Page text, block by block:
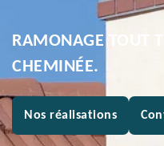
RAMONAGE TOUT
CHEMINÉE.
Nos réalisations